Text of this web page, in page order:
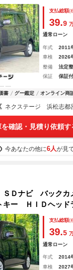
支払総額(
39.9
通常ローン
年式 2011
車検
2026
整備
法定
保証
保証
書 グー鑑定 オンライン商
ネクステージ 浜松志都
を確認・見積り依頼す
今あなたの他に6人が見
Ｄナビ バック
ー ＨＩＤヘッド
イト オートエア
イザー プライバシ
支払総額(
39.5
通常ローン
年式 2014
車検
2027